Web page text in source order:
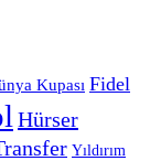
Kupası Fidel
Hürser
Yıldırım